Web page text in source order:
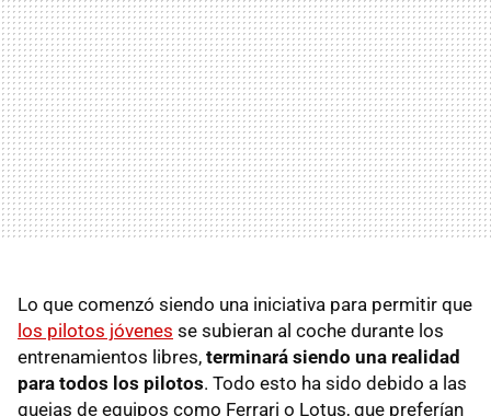
Lo que comenzó siendo una iniciativa para permitir que
los pilotos jóvenes se subieran al coche durante los
entrenamientos libres, terminará siendo una realidad
para todos los pilotos. Todo esto ha sido debido a las
quejas de equipos como Ferrari o Lotus, que preferían